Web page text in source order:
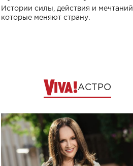
Истории силы, действия и мечтаний,
которые меняют страну.
АСТРО